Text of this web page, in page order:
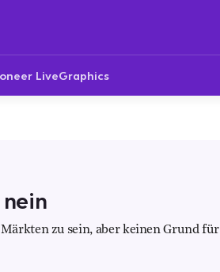
LiveGraphics
zu sein, aber keinen Grund für